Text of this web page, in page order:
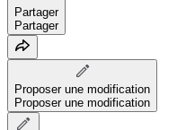
Partager
Partager
Proposer une modification
Proposer une modification